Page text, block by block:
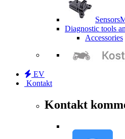
Sensors
Diagnostic tools
Accessories
EV
Kontakt
Kontakt